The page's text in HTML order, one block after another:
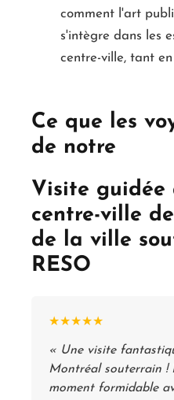
comment l'art
s'intègre dans les
centre-ville, tant
Ce que les
de notre
Visite guidée
centre-ville
de la ville
RESO
★★★★★
« Une visite
Montréal souterrain !
moment formidable